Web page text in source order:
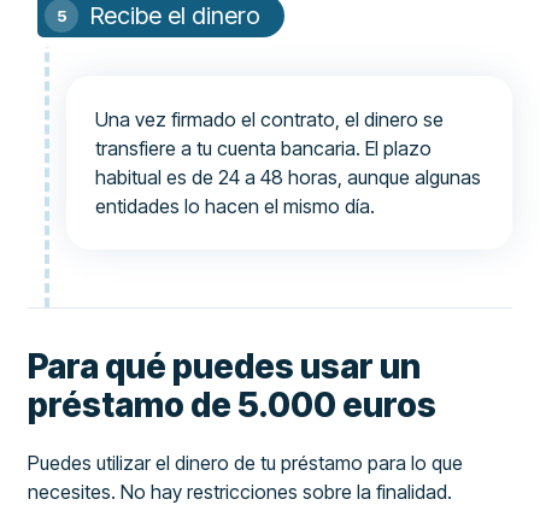
Recibe el dinero
Una vez firmado el contrato, el dinero se
transfiere a tu cuenta bancaria. El plazo
habitual es de 24 a 48 horas, aunque algunas
entidades lo hacen el mismo día.
Para qué puedes usar un
préstamo de 5.000 euros
Puedes utilizar el dinero de tu préstamo para lo que
necesites. No hay restricciones sobre la finalidad.